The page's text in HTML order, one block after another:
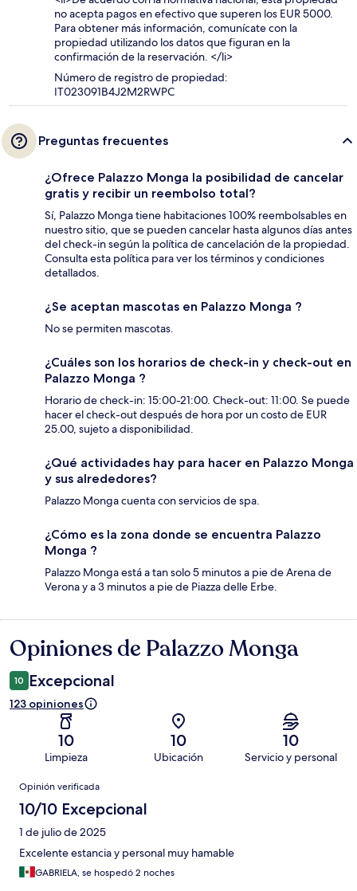
no acepta pagos en efectivo que superen los EUR 5000.
Para obtener más información, comunícate con la
propiedad utilizando los datos que figuran en la
confirmación de la reservación. </li>
Número de registro de propiedad:
IT023091B4J2M2RWPC
Preguntas frecuentes
¿Ofrece Palazzo Monga la posibilidad de cancelar
gratis y recibir un reembolso total?
Sí, Palazzo Monga tiene habitaciones 100% reembolsables en
nuestro sitio, que se pueden cancelar hasta algunos días antes
del check-in según la política de cancelación de la propiedad.
Consulta esta política para ver los términos y condiciones
detallados.
¿Se aceptan mascotas en Palazzo Monga ?
No se permiten mascotas.
¿Cuáles son los horarios de check-in y check-out en
Palazzo Monga ?
Horario de check-in: 15:00-21:00. Check-out: 11:00. Se puede
hacer el check-out después de hora por un costo de EUR
25.00, sujeto a disponibilidad.
¿Qué actividades hay para hacer en Palazzo Monga
y sus alrededores?
Palazzo Monga cuenta con servicios de spa.
¿Cómo es la zona donde se encuentra Palazzo
Monga ?
Palazzo Monga está a tan solo 5 minutos a pie de Arena de
Verona y a 3 minutos a pie de Piazza delle Erbe.
Opiniones
Opiniones de Palazzo Monga
10 Excepcional
123 opiniones
10
Limpieza
10
Ubicación
10
Servicio y personal
Opiniones
Opinión verificada
10/10 Excepcional
1 de julio de 2025
Excelente estancia y personal muy hamable
GABRIELA, se hospedó 2 noches